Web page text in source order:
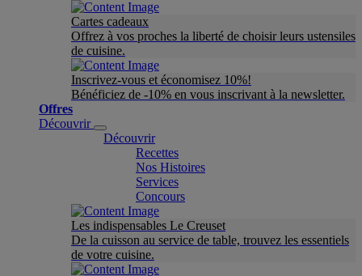
Cartes cadeaux
Offrez à vos proches la liberté de choisir leurs ustensiles
de cuisine.
Inscrivez-vous et économisez 10%!
Bénéficiez de -10% en vous inscrivant à la newsletter.
Offres
Découvrir
Découvrir
Recettes
Nos Histoires
Services
Concours
Les indispensables Le Creuset
De la cuisson au service de table, trouvez les essentiels
de votre cuisine.